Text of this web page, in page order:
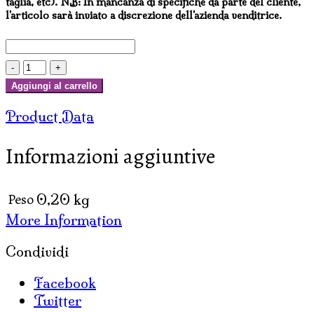
l'articolo sarà inviato a discrezione dell'azienda venditrice.
BRACCIALETTI
INDIANI
E
quantità
Aggiungi al carrello
Product Data
Informazioni aggiuntive
Peso 0,20 kg
More Information
Condividi
Facebook
Twitter